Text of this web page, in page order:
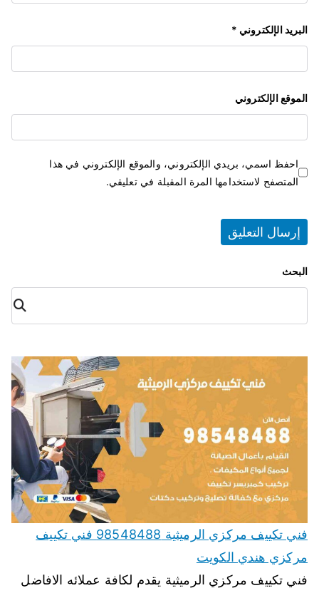
البريد الإلكتروني *
الموقع الإلكتروني
احفظ اسمي، بريدي الإلكتروني، والموقع الإلكتروني في هذا
المتصفح لاستخدامها المرة المقبلة في تعليقي.
البحث
البح
ث
فني تكييف مركزي الرميثية 98548488 فني تكييف
مركزي هندي الكويت
فني تكييف مركزي الرميثية يقدم لكافة عملائه الافاضل